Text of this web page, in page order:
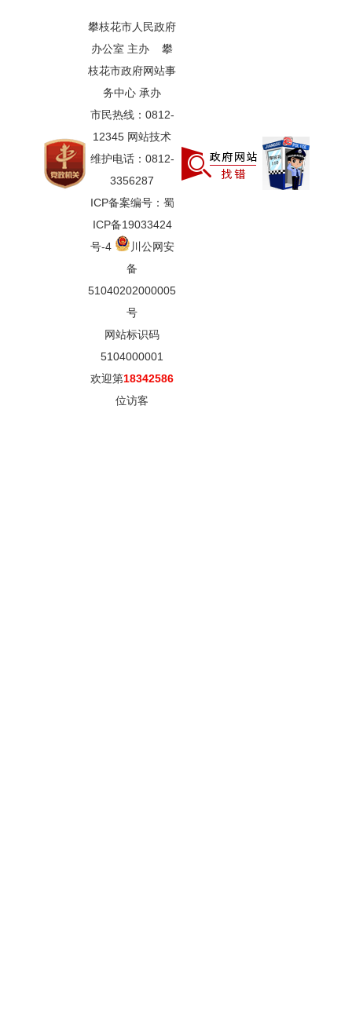
攀枝花市人民政府
办公室 主办 攀
枝花市政府网站事
务中心 承办
市民热线：0812-
12345 网站技术
维护电话：0812-
3356287
ICP备案编号：蜀
ICP备19033424
号-4
川公网安
备
51040202000005
号
网站标识码
5104000001
欢迎第18342586
位访客